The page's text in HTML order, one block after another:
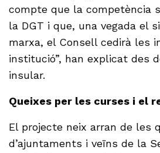
compte que la competència
la DGT i que, una vegada el
marxa, el Consell cedirà les
institució”, han explicat des
insular.
Queixes per les curses i el
El projecte neix arran de les
d’ajuntaments i veïns de la